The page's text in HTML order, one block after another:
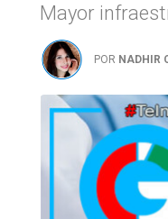
Mayor
POR NADHIR